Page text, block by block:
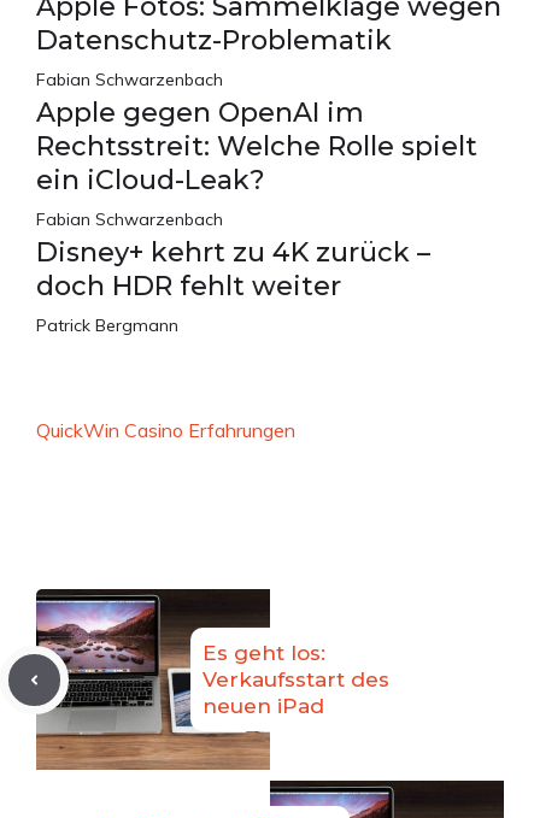
Apple Fotos: Sammelklage wegen
Datenschutz-Problematik
Fabian Schwarzenbach
Apple gegen OpenAI im
Rechtsstreit: Welche Rolle spielt
ein iCloud-Leak?
Fabian Schwarzenbach
Disney+ kehrt zu 4K zurück –
doch HDR fehlt weiter
Patrick Bergmann
QuickWin Casino Erfahrungen
Es geht los:
Verkaufsstart des
neuen iPad